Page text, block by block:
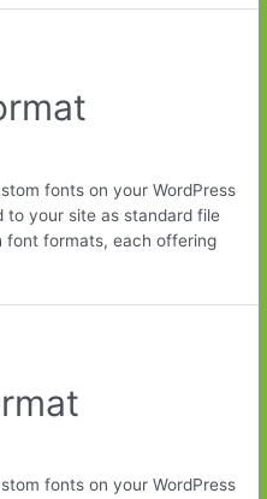
fonts on your WordPress
to your site as standard file
font formats, each offering
fonts on your WordPress